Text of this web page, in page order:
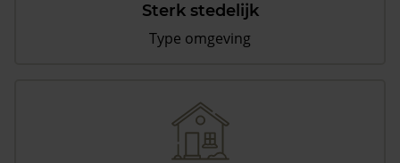
Sterk stedelijk
Type omgeving